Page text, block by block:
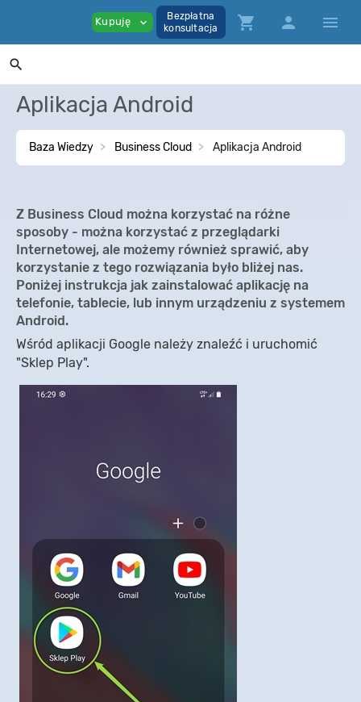
Kupuję expand_more
Bezpłatna
konsultacja
shopping_cart person menu
search
Aplikacja Android
Baza Wiedzy Business Cloud Aplikacja Android
Z Business Cloud można korzystać na różne
sposoby - można korzystać z przeglądarki
Internetowej, ale możemy również sprawić, aby
korzystanie z tego rozwiązania było bliżej nas.
Poniżej instrukcja jak zainstalować aplikację na
telefonie, tablecie, lub innym urządzeniu z systemem
Android.
Wśród aplikacji Google należy znaleźć i uruchomić
"Sklep Play".